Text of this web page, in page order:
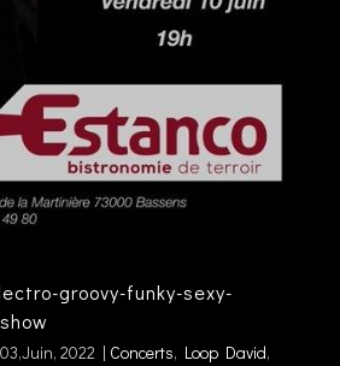
groovy-funky-sexy-
03,Juin, 2022 | Concerts, Loop David,